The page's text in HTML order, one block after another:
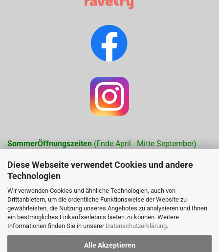
Diese Webseite verwendet Cookies und andere
Technologien
Wir verwenden Cookies und ähnliche Technologien, auch von
Drittanbietern, um die ordentliche Funktionsweise der Website zu
gewährleisten, die Nutzung unseres Angebotes zu analysieren und Ihnen
ein bestmögliches Einkaufserlebnis bieten zu können. Weitere
Informationen finden Sie in unserer Datenschutzerklärung.
Alle Akzeptieren
SommerÖffnungszeiten (Ende April - Mitte September)
Mo. Nach Terminvereinbarung
Di. 10 - 12 Uhr, 14 - 16 Uhr
Mi. Nach Terminvereinbarung
Do. 10- 12 Uhr, 14 - 16 Uhr